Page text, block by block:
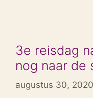
3e reisdag
nog naar de
augustus 30, 2020